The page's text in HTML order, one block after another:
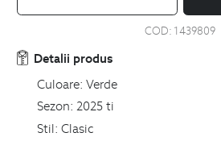
COD: 1439809
Detalii produs
Culoare: Verde
Sezon: 2025 ti
Stil: Clasic